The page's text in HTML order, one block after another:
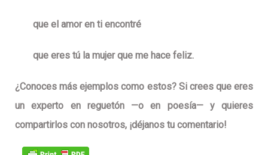
que el amor en ti encontré
que eres tú la mujer que me hace feliz.
¿Conoces más ejemplos como estos? Si crees que eres
un experto en reguetón —o en poesía— y quieres
compartirlos con nosotros, ¡déjanos tu comentario!